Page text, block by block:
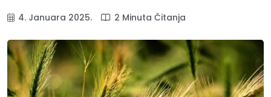
4. Januara 2025. 2 Minuta Čitanja